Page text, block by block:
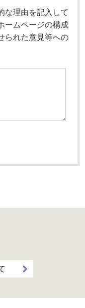
な理由を記入して
ームページの構成
られた意見等への